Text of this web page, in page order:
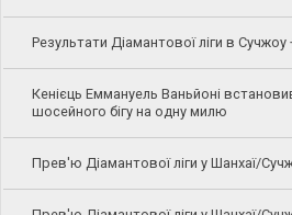
Результати Діамантової ліги в Сучжоу
Кенієць Еммануель Ваньйоні
шосейного бігу на одну милю
Прев'ю Діамантової ліги у Шанхаї/